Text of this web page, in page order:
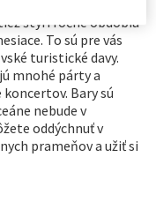
štyri ročné obdobia
To sú pre vás
turistické davy.
mnohé párty a
Bary sú
nebude v
oddýchnuť v
prameňov a užiť si